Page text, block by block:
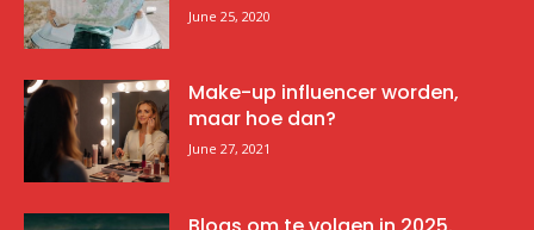
June 25, 2020
Make-up influencer worden,
maar hoe dan?
June 27, 2021